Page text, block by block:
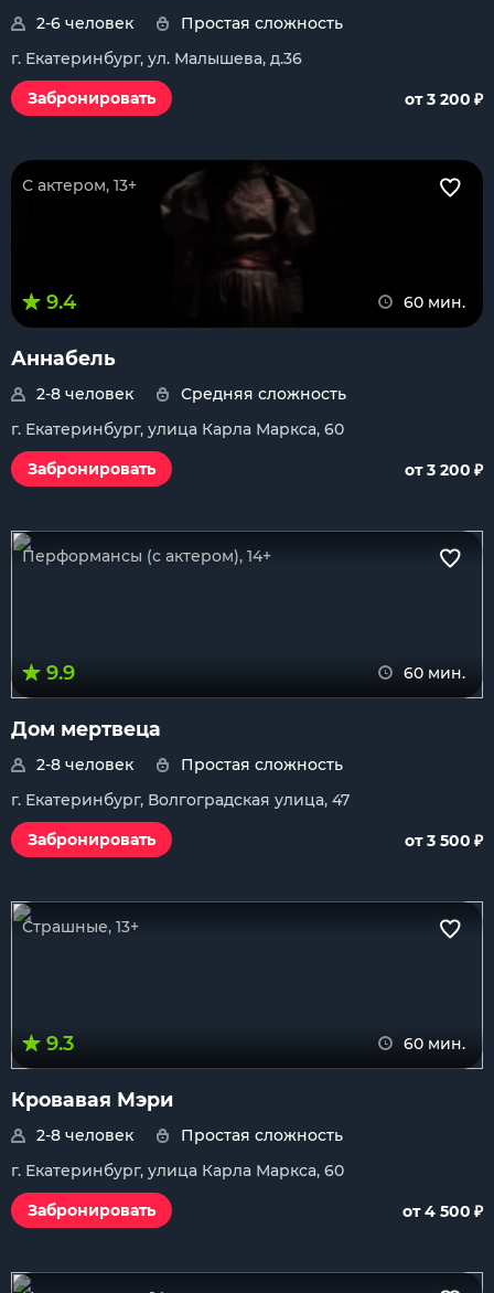
2-6 человек
Простая сложность
г. Екатеринбург, ул. Малышева, д.36
Забронировать
от 3 200 ₽
С актером, 13+
9.4 60 мин.
Аннабель
2-8 человек
Средняя сложность
г. Екатеринбург, улица Карла Маркса, 60
Забронировать
от 3 200 ₽
Перформансы (с актером), 14+
9.9 60 мин.
Дом мертвеца
2-8 человек
Простая сложность
г. Екатеринбург, Волгоградская улица, 47
Забронировать
от 3 500 ₽
Страшные, 13+
9.3 60 мин.
Кровавая Мэри
2-8 человек
Простая сложность
г. Екатеринбург, улица Карла Маркса, 60
Забронировать
от 4 500 ₽